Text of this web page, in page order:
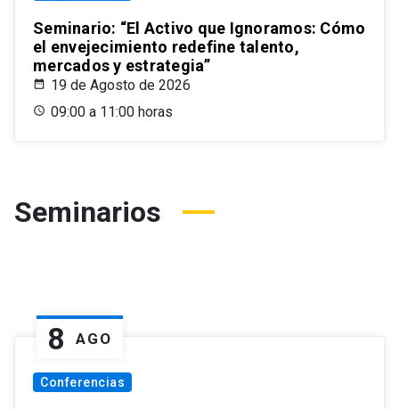
Seminario: “El Activo que Ignoramos: Cómo
el envejecimiento redefine talento,
mercados y estrategia”
19 de Agosto de 2026
09:00 a 11:00 horas
Seminarios
8 AGO
Conferencias